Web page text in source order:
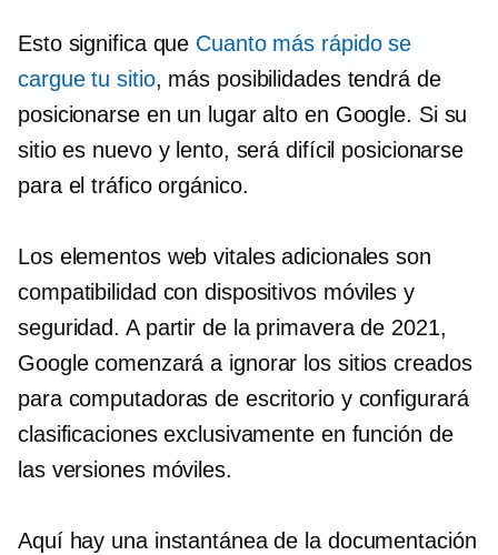
Esto significa que Cuanto más rápido se
cargue tu sitio, más posibilidades tendrá de
posicionarse en un lugar alto en Google. Si su
sitio es nuevo y lento, será difícil posicionarse
para el tráfico orgánico.
Los elementos web vitales adicionales son
compatibilidad con dispositivos móviles y
seguridad. A partir de la primavera de 2021,
Google comenzará a ignorar los sitios creados
para computadoras de escritorio y configurará
clasificaciones exclusivamente en función de
las versiones móviles.
Aquí hay una instantánea de la documentación